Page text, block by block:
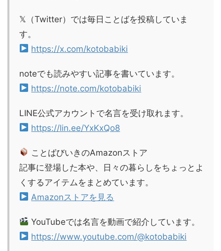
𝕏（Twitter）では毎日ことばを投稿していま
す。
https://x.com/kotobabiki
noteでも読みやすい記事を書いています。
https://note.com/kotobabiki
LINE公式アカウントで名言を受け取れます。
https://lin.ee/YxKxQo8
ことばびいきのAmazonストア
記事に登場した本や、日々の暮らしをちょっとよ
くするアイテムをまとめています。
Amazonストアを見る
YouTubeでは名言を動画で紹介しています。
https://www.youtube.com/@kotobabiki